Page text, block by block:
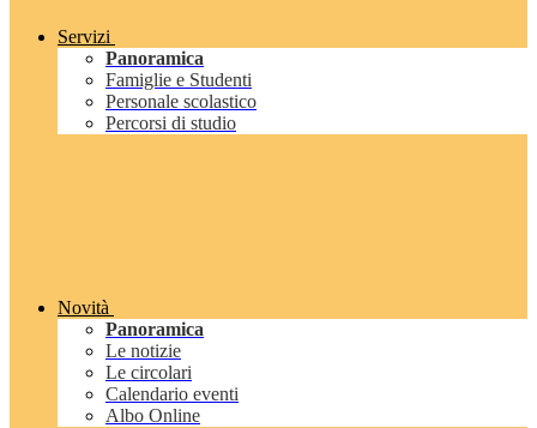
Servizi
Panoramica
Famiglie e Studenti
Personale scolastico
Percorsi di studio
Novità
Panoramica
Le notizie
Le circolari
Calendario eventi
Albo Online